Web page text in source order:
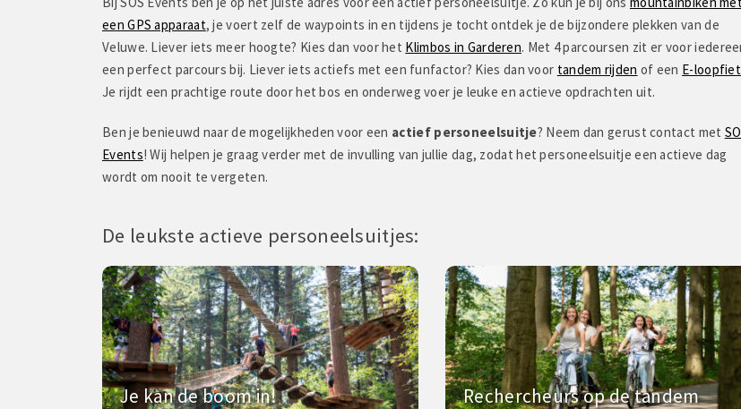
een GPS apparaat, je voert zelf de waypoints in en tijdens je tocht ontdek je de bijzondere plekken van de
Veluwe. Liever iets meer hoogte? Kies dan voor het Klimbos in Garderen. Met 4 parcoursen zit er voor
een perfect parcours bij. Liever iets actiefs met een funfactor? Kies dan voor tandem rijden of een E-
Je rijdt een prachtige route door het bos en onderweg voer je leuke en actieve opdrachten uit.
Ben je benieuwd naar de mogelijkheden voor een actief personeelsuitje? Neem dan gerust contact met
Events! Wij helpen je graag verder met de invulling van jullie dag, zodat het personeelsuitje een actieve dag
wordt om nooit te vergeten.
De leukste actieve personeelsuitjes:
Je kan de boom in! Rechercheurs op de tandem
"Erg gezellige sfeer. Leuke activiteiten en
mooie omgeving."
"ik vond het een super gaafe top